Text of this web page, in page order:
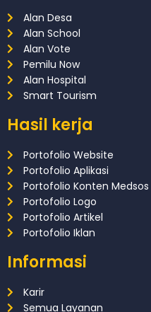
Alan Desa
Alan School
Alan Vote
Pemilu Now
Alan Hospital
Smart Tourism
Hasil kerja
Portofolio Website
Portofolio Aplikasi
Portofolio Konten Medsos
Portofolio Logo
Portofolio Artikel
Portofolio Iklan
Informasi
Karir
Semua Layanan